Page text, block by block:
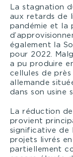
La stagnation
aux retards de
pandémie et la
également la
pour 2022.
a pu produire
cellules de près
allemande
dans son usine
La réduction
provient
significative de
projets livrés
partiellement